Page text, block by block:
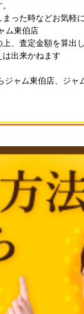
った時などお気軽
東伯店
、査定金額を算出
は出来かねます
ジャム東伯店、ジャ